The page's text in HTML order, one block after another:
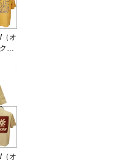
（オ
プ
イ
マ
ガ
ゆ
ロ
（オ